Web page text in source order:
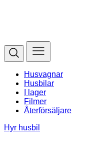
Husvagnar
Husbilar
I lager
Filmer
Återförsäljare
Hyr husbil